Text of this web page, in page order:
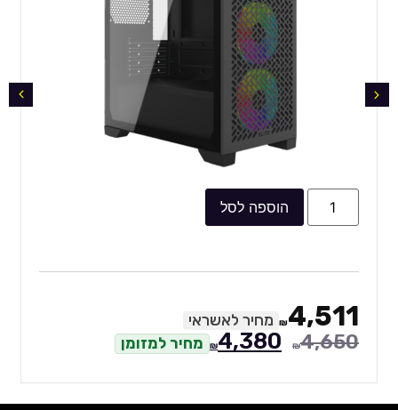
הוספה לסל
₪4,511 מחיר לאשראי
₪4,650
₪4,380 מחיר למזומן